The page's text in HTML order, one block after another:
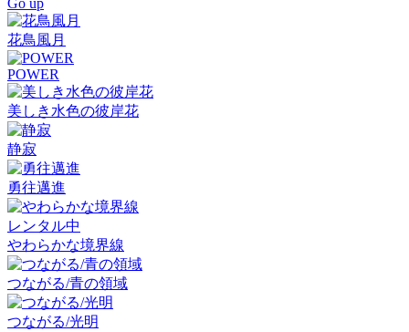
花鳥風月
POWER
美しき水色の彼岸花
静寂
勇往邁進
レンタル中
やわらかな境界線
つながる/青の領域
つながる/光明